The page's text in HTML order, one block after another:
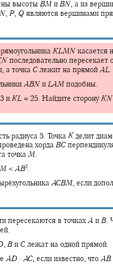
высоты BM и BN, а из
N, P, Q являются вершинами
KLMN касается
N последовательно пересекает
а точка C лежит на прямой AL.
ABN и LAM подобны.
и KL = 25. Найдите сторонуKN
радиуса 5. Точка Kделит
хорда BC
точка M.
M < AB2.
ACBM, если
пересекаются в точках A и B.
, B и C лежат на одной прямой.
AD · AC, если известно, что AB